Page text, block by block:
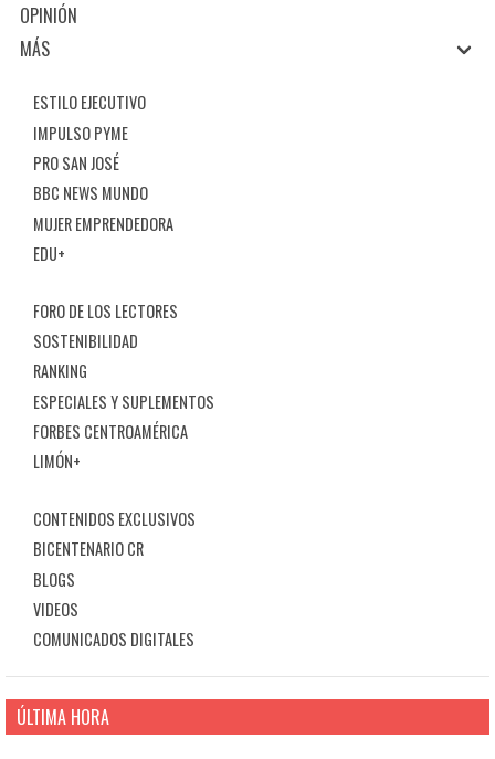
OPINIÓN
MÁS
ESTILO EJECUTIVO
IMPULSO PYME
PRO SAN JOSÉ
BBC NEWS MUNDO
MUJER EMPRENDEDORA
EDU+
FORO DE LOS LECTORES
SOSTENIBILIDAD
RANKING
ESPECIALES Y SUPLEMENTOS
FORBES CENTROAMÉRICA
LIMÓN+
CONTENIDOS EXCLUSIVOS
BICENTENARIO CR
BLOGS
VIDEOS
COMUNICADOS DIGITALES
ÚLTIMA HORA